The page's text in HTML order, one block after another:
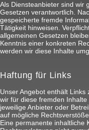
Als Diensteanbieter sind wir
Gesetzen verantwortlich.
gespeicherte fremde
Tätigkeit hinweisen.
allgemeinen Gesetzen
Kenntnis einer konkreten
werden wir diese Inhalte
Haftung für Links
Unser Angebot enthält
wir für diese fremden
jeweilige Anbieter oder
auf mögliche
Eine permanente inhaltliche